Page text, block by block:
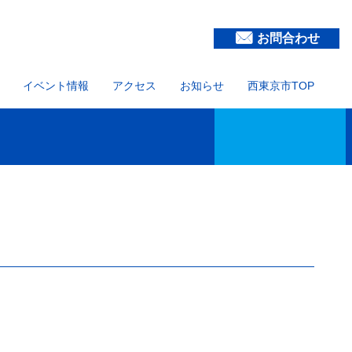
お問合わせ
イベント情報 アクセス お知らせ 西東京市TOP